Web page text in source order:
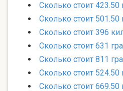
Сколько стоит
Сколько стоит
Сколько стоит 396
Сколько стоит 631
Сколько стоит 811
Сколько стоит
Сколько стоит